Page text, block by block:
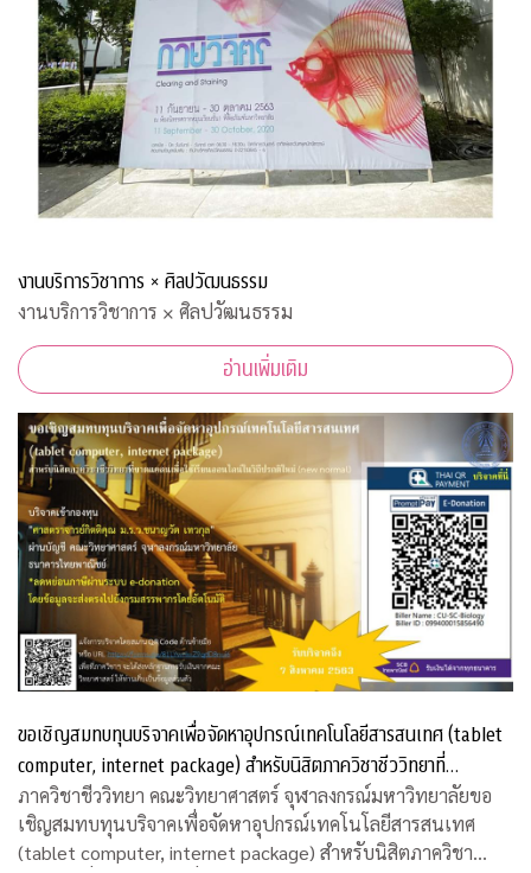
งานบริการวิชาการ × ศิลปวัฒนธรรม
งานบริการวิชาการ × ศิลปวัฒนธรรม
อ่านเพิ่มเติม
ขอเชิญสมทบทุนบริจาคเพื่อจัดหาอุปกรณ์เทคโนโลยีสารสนเทศ (tablet
computer, internet package) สำหรับนิสิตภาควิชาชีววิทยาที่
ขาดแคลน
ภาควิชาชีววิทยา คณะวิทยาศาสตร์ จุฬาลงกรณ์มหาวิทยาลัยขอ
เชิญสมทบทุนบริจาคเพื่อจัดหาอุปกรณ์เทคโนโลยีสารสนเทศ
(tablet computer, internet package) สำหรับนิสิตภาควิชา